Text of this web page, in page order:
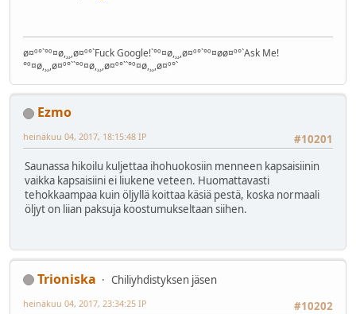
ø¤º°`°º¤ø,¸¸,ø¤º°`Fuck Google!`°º¤ø,¸¸,ø¤º°`°º¤øø¤º°`Ask Me!
°º¤ø,¸¸,ø¤º°``°º¤ø,¸¸,ø¤º°``°º¤ø,¸¸,ø¤º°`
Ezmo
#10201
heinäkuu 04, 2017, 18:15:48 IP
Saunassa hikoilu kuljettaa ihohuokosiin menneen kapsaisiinin
vaikka kapsaisiini ei liukene veteen. Huomattavasti
tehokkaampaa kuin öljyllä koittaa käsiä pestä, koska normaali
öljyt on liian paksuja koostumukseltaan siihen.
Trioniska
Chiliyhdistyksen jäsen
#10202
heinäkuu 04, 2017, 23:34:25 IP